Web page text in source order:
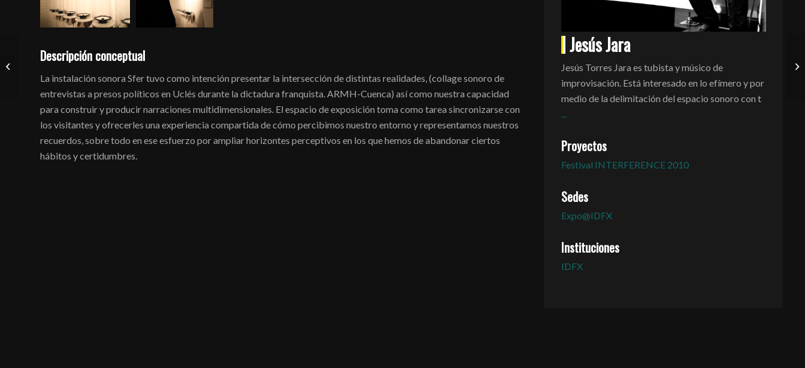
Descripción conceptual
La instalación sonora Sfer tuvo como intención presentar la intersección de distintas realidades, (collage sonoro de
entrevistas a presos políticos en Uclés durante la dictadura franquista. ARMH-Cuenca) así como nuestra capacidad
para construir y producir narraciones multidimensionales. El espacio de exposición toma como tarea sincronizarse con
los visitantes y ofrecerles una experiencia compartida de cómo percibimos nuestro entorno y representamos nuestros
recuerdos, sobre todo en ese esfuerzo por ampliar horizontes perceptivos en los que hemos de abandonar ciertos
hábitos y certidumbres.
Jesús Jara
Jesús Torres Jara es tubista y músico de
improvisación. Está interesado en lo efímero y por
medio de la delimitación del espacio sonoro con t
...
Proyectos
Festival INTERFERENCE 2010
Sedes
Expo@IDFX
Instituciones
IDFX
Una Inconveniente
Aproximación al Estado
Interno de un